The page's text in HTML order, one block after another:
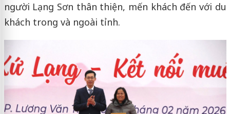
người Lạng Sơn thân thiện, mến khách đến với du
khách trong và ngoài tỉnh.